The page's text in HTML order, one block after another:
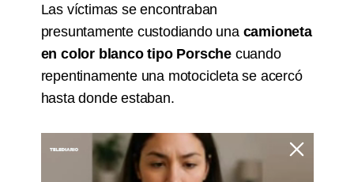
Las víctimas se encontraban
presuntamente custodiando una camioneta
en color blanco tipo Porschecuando
repentinamente una motocicleta se acercó
hasta donde estaban.